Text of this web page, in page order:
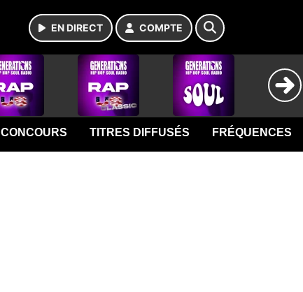
EN DIRECT COMPTE
CONCOURS TITRES DIFFUSÉS FRÉQUENCES